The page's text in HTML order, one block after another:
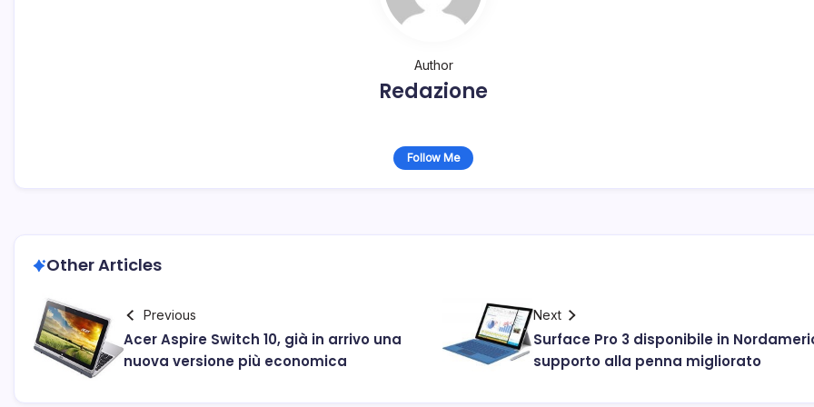
Author
Redazione
Follow Me
Other Articles
Previous
Acer Aspire Switch 10, già in arrivo una
nuova versione più economica
Next
Surface Pro 3 disponibile in
supporto alla penna migliorato